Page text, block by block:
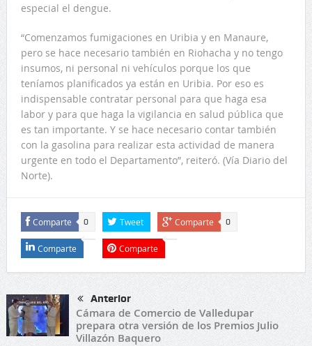
especial el dengue.
“Comenzamos fumigaciones en Uribia y en Manaure,
pero se hace necesario también en Riohacha y no tengo
insumos, ni personal ni vehículos porque los que
teníamos planificados ya están en Uribia. Por eso es
indispensable contratar personal para que haga esa
labor y para que haga la vigilancia en salud pública que
es tan importante. Y se hace necesario contar también
con la gasolina para realizar esta actividad de manera
urgente en todo el Departamento”, reiteró. (Vía Diario del
Norte).
Comparte 0 Tweet Comparte 0
Comparte Comparte
Anterior
Cámara de Comercio de Valledupar
prepara otra versión de los Premios Julio
Villazón Baquero